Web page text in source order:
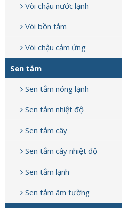
Vòi chậu nước lạnh
Vòi bồn tắm
Vòi chậu cảm ứng
Sen tắm
Sen tắm nóng lạnh
Sen tắm nhiệt độ
Sen tắm cây
Sen tắm cây nhiệt độ
Sen tắm lạnh
Sen tắm âm tường